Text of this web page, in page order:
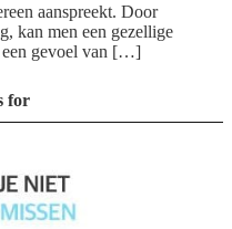
aanspreekt. Door
kan men een gezellige
een gevoel van […]
for